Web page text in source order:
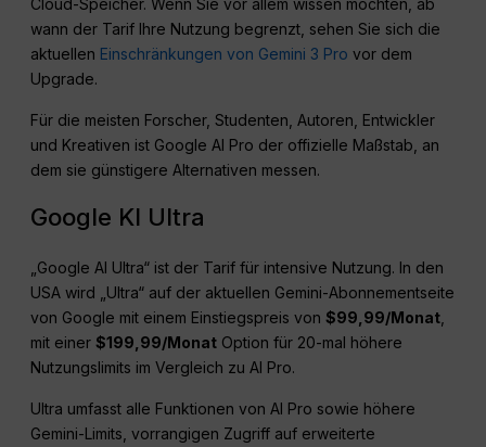
Cloud-Speicher. Wenn Sie vor allem wissen möchten, ab
wann der Tarif Ihre Nutzung begrenzt, sehen Sie sich die
aktuellen Einschränkungen von Gemini 3 Pro vor dem
Upgrade.
Für die meisten Forscher, Studenten, Autoren, Entwickler
und Kreativen ist Google AI Pro der offizielle Maßstab, an
dem sie günstigere Alternativen messen.
Google KI Ultra
„Google AI Ultra“ ist der Tarif für intensive Nutzung. In den
USA wird „Ultra“ auf der aktuellen Gemini-Abonnementseite
von Google mit einem Einstiegspreis von$99,99/Monat
mit einer$199,99/Monat Option für 20-mal höhere
Nutzungslimits im Vergleich zu AI Pro.
Ultra umfasst alle Funktionen von AI Pro sowie höhere
Gemini-Limits, vorrangigen Zugriff auf erweiterte